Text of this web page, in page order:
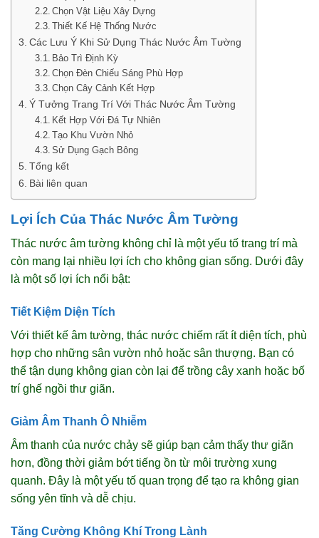
Chọn Vật Liệu Xây Dựng
Thiết Kế Hệ Thống Nước
Các Lưu Ý Khi Sử Dụng Thác Nước Âm Tường
Bảo Trì Định Kỳ
Chọn Đèn Chiếu Sáng Phù Hợp
Chọn Cây Cảnh Kết Hợp
Ý Tưởng Trang Trí Với Thác Nước Âm Tường
Kết Hợp Với Đá Tự Nhiên
Tạo Khu Vườn Nhỏ
Sử Dụng Gạch Bông
Tổng kết
Bài liên quan
Lợi Ích Của Thác Nước Âm Tường
Thác nước âm tường không chỉ là một yếu tố trang trí mà
còn mang lại nhiều lợi ích cho không gian sống. Dưới đây
là một số lợi ích nổi bật:
Tiết Kiệm Diện Tích
Với thiết kế âm tường, thác nước chiếm rất ít diện tích, phù
hợp cho những sân vườn nhỏ hoặc sân thượng. Bạn có
thể tận dụng không gian còn lại để trồng cây xanh hoặc bố
trí ghế ngồi thư giãn.
Giảm Âm Thanh Ô Nhiễm
Âm thanh của nước chảy sẽ giúp bạn cảm thấy thư giãn
hơn, đồng thời giảm bớt tiếng ồn từ môi trường xung
quanh. Đây là một yếu tố quan trọng để tạo ra không gian
sống yên tĩnh và dễ chịu.
Tăng Cường Không Khí Trong Lành